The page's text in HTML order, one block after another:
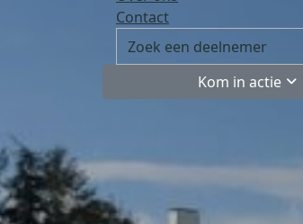
Contact
Kom in actie